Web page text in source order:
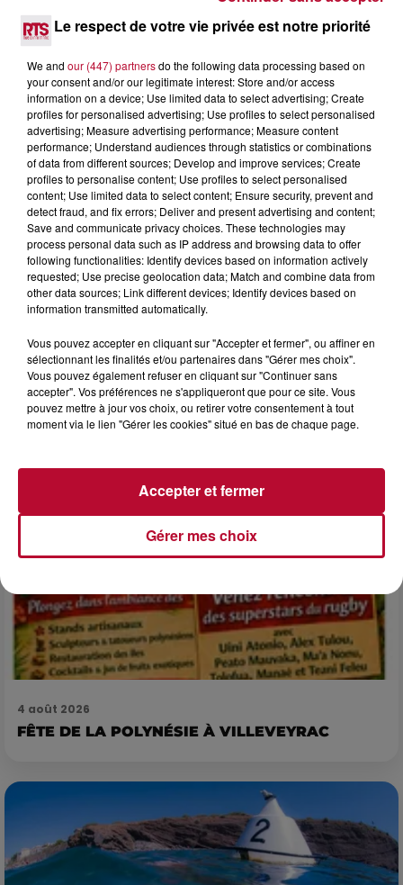
DINER CONCERT À LA MJC DE MARSEILLAN
6 août 2026
NÎMES : « LE RÊVE DU GLADIATEUR » INVESTIT
LES ARÈNES CES 3...
Après un franc succès l'été dernier, le spectacle « Le Rêve
du gladiateur » revient illuminer l'amphithéâtre romain les 6,
7 et 8 août. Une fresque nocturne...
4 août 2026
FÊTE DE LA POLYNÉSIE À VILLEVEYRAC
Le respect de votre vie privée est notre priorité
We and our (447) partnersdo the following data processing based on
your consent and/or our legitimate interest: Store and/or access
information on a device; Use limited data to select advertising; Create
profiles for personalised advertising; Use profiles to select personalised
advertising; Measure advertising performance; Measure content
performance; Understand audiences through statistics or combinations
of data from different sources; Develop and improve services; Create
profiles to personalise content; Use profiles to select personalised
content; Use limited data to select content; Ensure security, prevent and
detect fraud, and fix errors; Deliver and present advertising and content;
Save and communicate privacy choices. These technologies may
process personal data such as IP address and browsing data to offer
following functionalities: Identify devices based on information actively
requested; Use precise geolocation data; Match and combine data from
other data sources; Link different devices; Identify devices based on
information transmitted automatically.
Vous pouvez accepter en cliquant sur "Accepter et fermer", ou affiner en
sélectionnant les finalités et/ou partenaires dans "Gérer mes choix".
Vous pouvez également refuser en cliquant sur "Continuer sans
accepter". Vos préférences ne s'appliqueront que pour ce site. Vous
pouvez mettre à jour vos choix, ou retirer votre consentement à tout
moment via le lien "Gérer les cookies" situé en bas de chaque page.
Gérer mes choix
Accepter et fermer